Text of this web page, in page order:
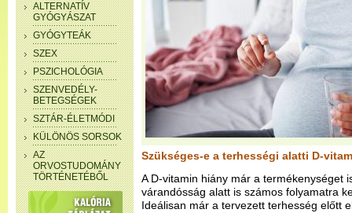
ALTERNATÍV
GYÓGYÁSZAT
GYÓGYTEÁK
SZEX
PSZICHOLÓGIA
SZENVEDÉLY-
BETEGSÉGEK
SZTÁR-ÉLETMÓDI
KÜLÖNÖS SORSOK
AZ
ORVOSTUDOMÁNY
TÖRTÉNETÉBŐL
Szükséges-e a terhességi alatti D-
A D-vitamin hiány már a termékenységet
várandósság alatt is számos folyamatra
Ideálisan már a tervezett terhesség előtt